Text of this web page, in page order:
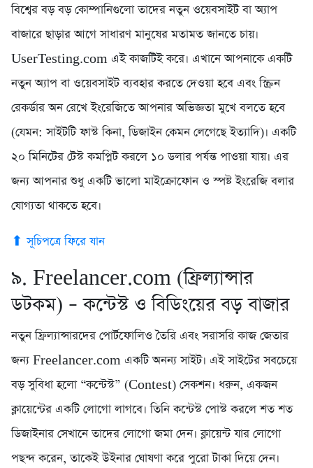
বিশ্বের বড় বড় কোম্পানিগুলো তাদের নতুন ওয়েবসাইট বা অ্যাপ
বাজারে ছাড়ার আগে সাধারণ মানুষের মতামত জানতে চায়।
UserTesting.com এই কাজটিই করে। এখানে আপনাকে একটি
নতুন অ্যাপ বা ওয়েবসাইট ব্যবহার করতে দেওয়া হবে এবং স্ক্রিন
রেকর্ডার অন রেখে ইংরেজিতে আপনার অভিজ্ঞতা মুখে বলতে হবে
(যেমন: সাইটটি ফাস্ট কিনা, ডিজাইন কেমন লেগেছে ইত্যাদি)। একটি
২০ মিনিটের টেস্ট কমপ্লিট করলে ১০ ডলার পর্যন্ত পাওয়া যায়। এর
জন্য আপনার শুধু একটি ভালো মাইক্রোফোন ও স্পষ্ট ইংরেজি বলার
যোগ্যতা থাকতে হবে।
⬆ সূচিপত্রে ফিরে যান
৯. Freelancer.com (ফ্রিল্যান্সার
ডটকম) – কন্টেস্ট ও বিডিংয়ের বড় বাজার
নতুন ফ্রিল্যান্সারদের পোর্টফোলিও তৈরি এবং সরাসরি কাজ জেতার
জন্য Freelancer.com একটি অনন্য সাইট। এই সাইটের সবচেয়ে
বড় সুবিধা হলো “কন্টেস্ট” (Contest) সেকশন। ধরুন, একজন
ক্লায়েন্টের একটি লোগো লাগবে। তিনি কন্টেস্ট পোস্ট করলে শত শত
ডিজাইনার সেখানে তাদের লোগো জমা দেন। ক্লায়েন্ট যার লোগো
পছন্দ করেন, তাকেই উইনার ঘোষণা করে পুরো টাকা দিয়ে দেন।